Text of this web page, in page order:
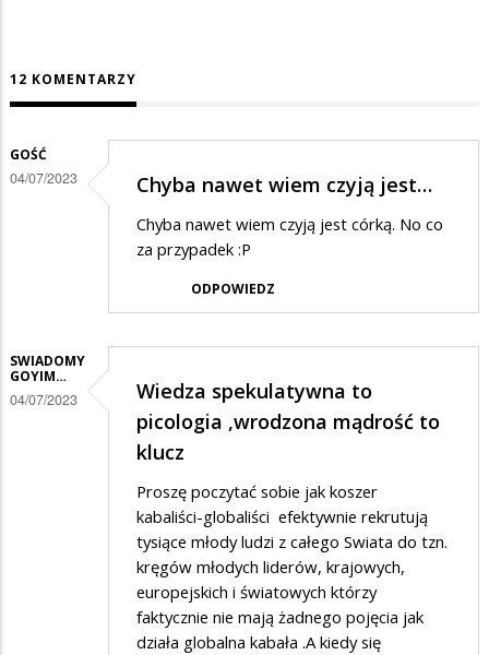
12 KOMENTARZY
GOŚĆ
04/07/2023 Chyba nawet wiem czyją jest…
Chyba nawet wiem czyją jest córką. No co
za przypadek :P
ODPOWIEDZ
SWIADOMY
GOYIM…
04/07/2023
Wiedza spekulatywna to
picologia ,wrodzona mądrość to
klucz
Proszę poczytać sobie jak koszer
kabaliści-globaliści efektywnie rekrutują
tysiące młody ludzi z całego Swiata do tzn.
kręgów młodych liderów, krajowych,
europejskich i światowych którzy
faktycznie nie mają żadnego pojęcia jak
działa globalna kabała .A kiedy się